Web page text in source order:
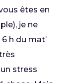
êtes en
je ne
h du mat’
stress